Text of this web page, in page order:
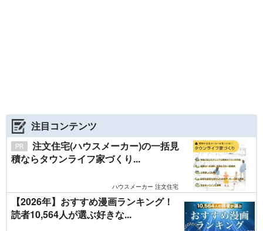
注目コンテンツ
注文住宅(ハウスメーカー)の一括見
積ならタウンライフ家づくり...
ハウスメーカー 注文住宅
【2026年】おすすめ漫画ランキング！
読者10,564人が選ぶ好きな...